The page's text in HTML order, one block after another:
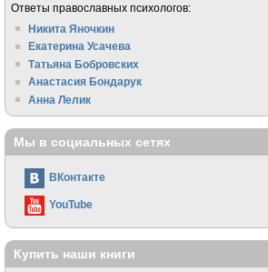
Ответы православных психологов:
Никита Яночкин
Екатерина Усачева
Татьяна Бобровских
Анастасия Бондарук
Анна Лелик
Мы в социальных сетях
ВКонтакте
YouTube
Купить наши книги